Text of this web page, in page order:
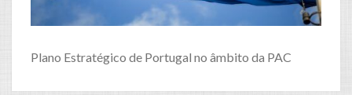
Plano Estratégico de Portugal no âmbito da PAC